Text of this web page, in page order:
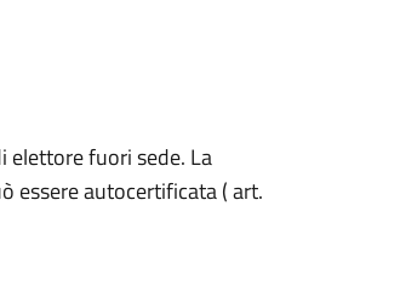
elettore fuori sede. La
essere autocertificata ( art.